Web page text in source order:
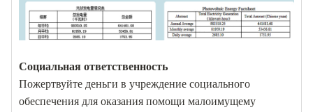
Социальная ответственность
Пожертвуйте деньги в учреждение социального
обеспечения для оказания помощи малоимущему